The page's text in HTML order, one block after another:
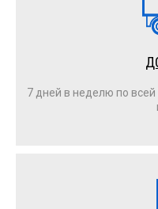
7 дней в неделю по